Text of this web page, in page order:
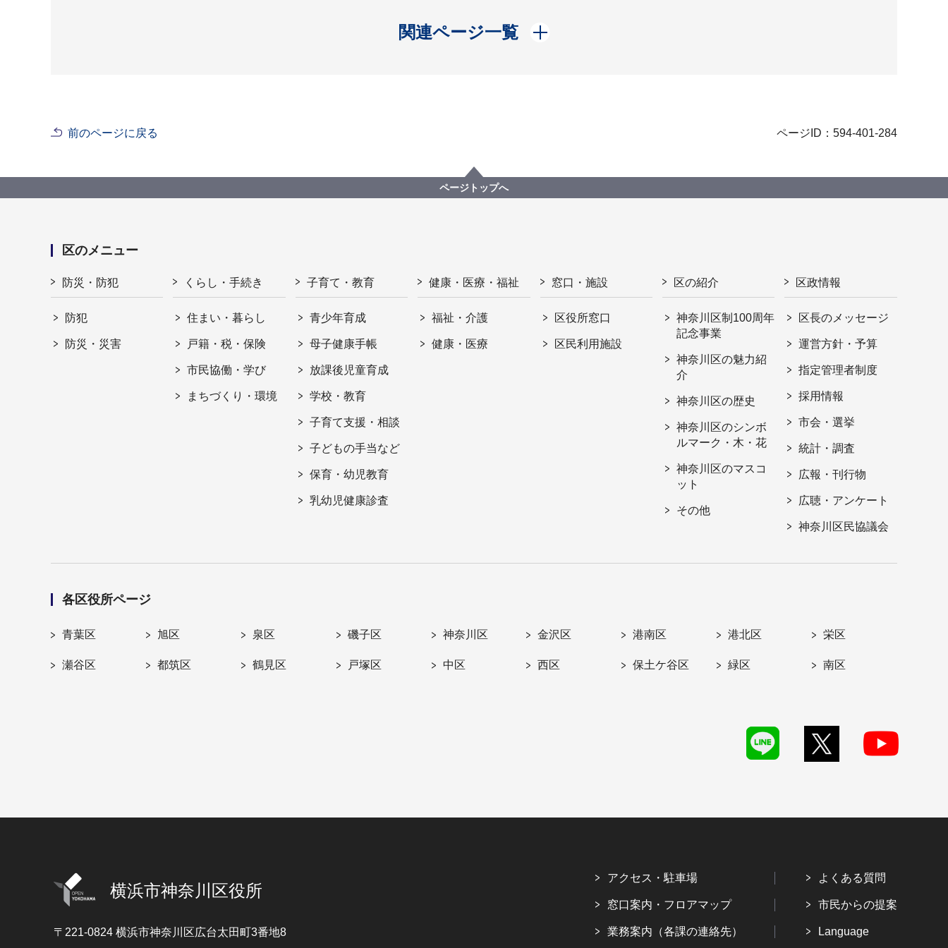
関連ページ一覧
開く
前のページに戻る ページID：594-401-284
ページトップへ
区のメニュー
防災・防犯
防犯
防災・災害
くらし・手続き
住まい・暮らし
戸籍・税・保険
市民協働・学び
まちづくり・環境
子育て・教育
青少年育成
母子健康手帳
放課後児童育成
学校・教育
子育て支援・相談
子どもの手当など
保育・幼児教育
乳幼児健康診査
健康・医療・福祉
福祉・介護
健康・医療
窓口・施設
区役所窓口
区民利用施設
区の紹介
神奈川区制100周年
記念事業
神奈川区の魅力紹
介
神奈川区の歴史
神奈川区のシンボ
ルマーク・木・花
神奈川区のマスコ
ット
その他
区政情報
区長のメッセージ
運営方針・予算
指定管理者制度
採用情報
市会・選挙
統計・調査
広報・刊行物
広聴・アンケート
神奈川区民協議会
各区役所ページ
青葉区 旭区 泉区 磯子区 神奈川区 金沢区 港南区 港北区 栄区
瀬谷区 都筑区 鶴見区 戸塚区 中区 西区 保土ケ谷区 緑区 南区
横浜市神奈川区役所
〒221-0824 横浜市神奈川区広台太田町3番地8
アクセス・駐車場
窓口案内・フロアマップ
業務案内（各課の連絡先）
よくある質問
市民からの提案
Language